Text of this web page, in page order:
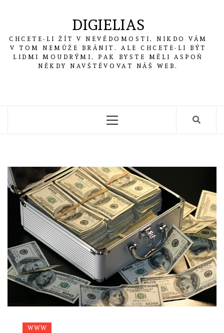
DIGIELIAS
CHCETE-LI ŽÍT V NEVĚDOMOSTI, NIKDO VÁM
V TOM NEMŮŽE BRÁNIT. ALE CHCETE-LI BÝT
LIDMI MOUDRÝMI, PAK BYSTE MĚLI ASPOŇ
NĚKDY NAVŠTĚVOVAT NÁŠ WEB.
WWW